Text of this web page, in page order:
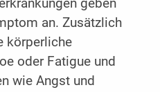
geben
an. Zusätzlich
körperliche
oder Fatigue und
wie Angst und